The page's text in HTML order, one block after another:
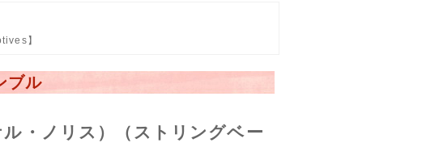
】
ブル
・ノリス）（ストリングベー